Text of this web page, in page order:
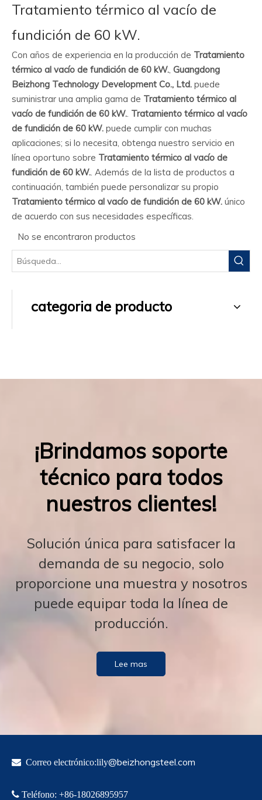
Tratamiento térmico al vacío de
fundición de 60 kW.
Con años de experiencia en la producción de Tratamiento
térmico al vacío de fundición de 60 kW., Guangdong
Beizhong Technology Development Co., Ltd. puede
suministrar una amplia gama de Tratamiento térmico al
vacío de fundición de 60 kW.. Tratamiento térmico al vacío
de fundición de 60 kW. puede cumplir con muchas
aplicaciones; si lo necesita, obtenga nuestro servicio en
línea oportuno sobre Tratamiento térmico al vacío de
fundición de 60 kW.. Además de la lista de productos a
continuación, también puede personalizar su propio
Tratamiento térmico al vacío de fundición de 60 kW. único
de acuerdo con sus necesidades específicas.
No se encontraron productos
categoria de producto
¡Brindamos soporte
técnico para todos
nuestros clientes!
Solución única para satisfacer la
demanda de su negocio, solo
proporcione una muestra y nosotros
puede equipar toda la línea de
producción.
Lee mas
 Correo electrónico:lily@beizhongsteel.com
 Teléfono: +86-18026895957